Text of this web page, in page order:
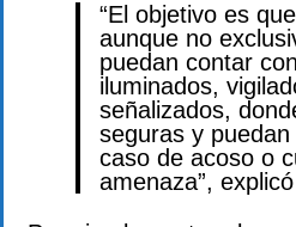
“El objetivo es
aunque no
puedan contar
iluminados,
señalizados,
seguras y
caso de acoso o
amenaza”,